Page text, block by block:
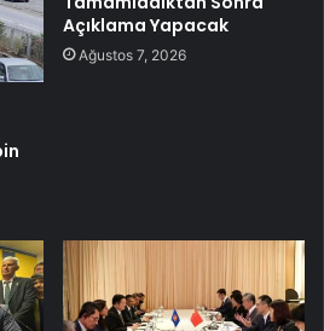
Açıklama Yapacak
Ağustos 7, 2026